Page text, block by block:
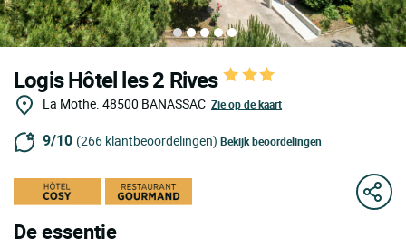
Logis Hôtel les 2 Rives
La Mothe. 48500 BANASSAC Zie op de kaart
9/10 (266 klantbeoordelingen) Bekijk beoordelingen
De essentie